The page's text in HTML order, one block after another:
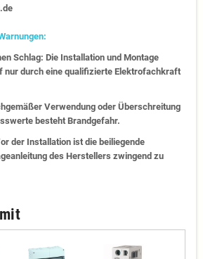
Schlag: Die Installation und Montage
nur durch eine qualifizierte Elektrofachkraft
Verwendung oder Überschreitung
besteht Brandgefahr.
der Installation ist die beiliegende
des Herstellers zwingend zu